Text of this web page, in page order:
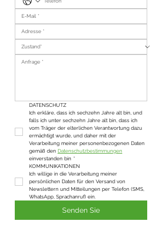
DATENSCHUTZ
Ich erkläre, dass ich sechzehn Jahre alt bin, und
falls ich unter sechzehn Jahre alt bin, dass ich
vom Träger der elterlichen Verantwortung dazu
ermächtigt wurde, und daher mit der
Verarbeitung meiner personenbezogenen Daten
gemäß den Datenschutzbestimmungen
einverstanden bin *
KOMMUNIKATIONEN
Ich willige in die Verarbeitung meiner
persönlichen Daten für den Versand von
Newslettern und Mitteilungen per Telefon (SMS,
WhatsApp, Sprachanruf) ein.
Senden Sie